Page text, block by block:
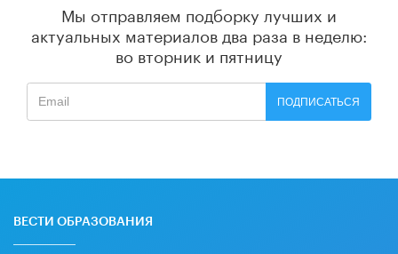
Мы отправляем подборку лучших и
актуальных материалов два раза в неделю:
во вторник и пятницу
ПОДПИСАТЬСЯ
ВЕСТИ ОБРАЗОВАНИЯ